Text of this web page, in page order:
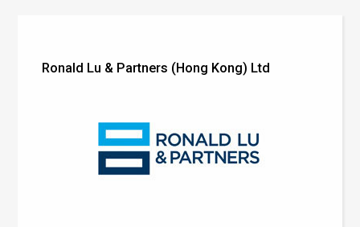
Ronald Lu & Partners (Hong Kong) Ltd